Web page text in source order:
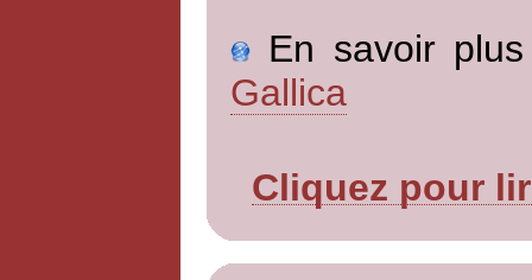
En savoir
Gallica
Cliquez pour